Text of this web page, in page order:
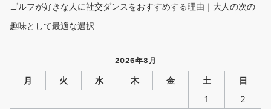
ゴルフが好きな人に社交ダンスをおすすめする理由｜大人の次の
趣味として最適な選択
2026年8月
月 火 水 木 金 土
日
1
2